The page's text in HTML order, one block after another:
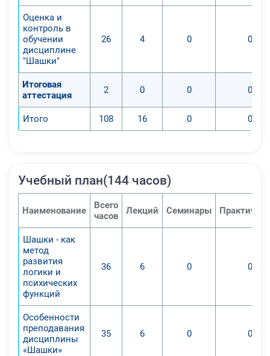
Оценка и
контроль в
обучении
дисциплине
"Шашки"
26 4 0 0
Итоговая
аттестация
2 0 0 0
Итого 108 16 0 0
Учебный план(144 часов)
Наименование
Всего
часов
Лекций Семинары
Шашки - как
метод
развития
логики и
психических
функций
36 6 0 0
Особенности
преподавания
дисциплины
«Шашки»
35 6 0 0